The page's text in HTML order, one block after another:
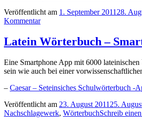
Veröffentlicht am 1. September 2011 28.
Kommentar
Latein Wörterbuch –
Eine Smartphone App mit 6000
sein wie auch bei einer
– Caesar – Seteinsiches Schulwörterbuch -
Veröffentlicht am 23. August 2011 25.
Nachschlagewerk, WörterbuchSchreib